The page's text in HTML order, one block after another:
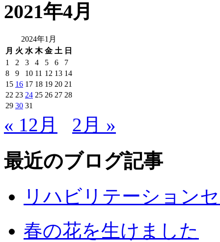
2021年4月
2024年1月
月 火 水 木 金 土 日
1
2 3 4 5 6
7
8
9 10 11 12 13 14
15 16 17 18 19 20 21
22 23 24 25 26 27 28
29 30 31
« 12月 2月 »
最近のブログ記事
リハビリテーション
春の花を生けました